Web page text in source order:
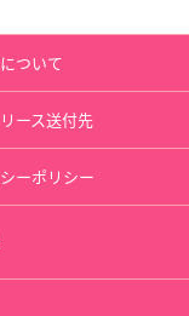
ついて
ース送付先
ーポリシー